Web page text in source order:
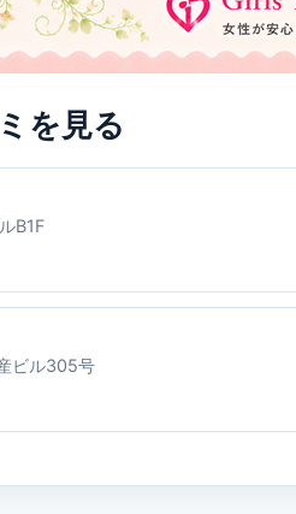
を見る
B1F
ビル305号